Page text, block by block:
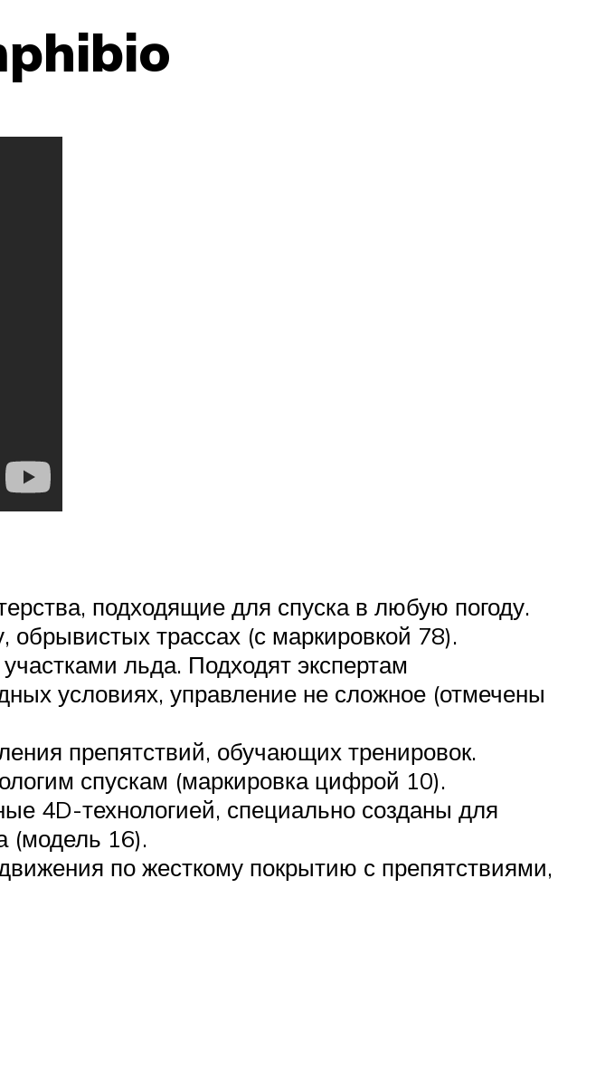
подходящие для спуска в любую погоду.
обрывистых трассах (с маркировкой 78).
льда. Подходят экспертам
условиях, управление не сложное (отмечены
препятствий, обучающих тренировок.
спускам (маркировка цифрой 10).
4D-технологией, специально созданы для
(модель 16).
по жесткому покрытию с препятствиями,